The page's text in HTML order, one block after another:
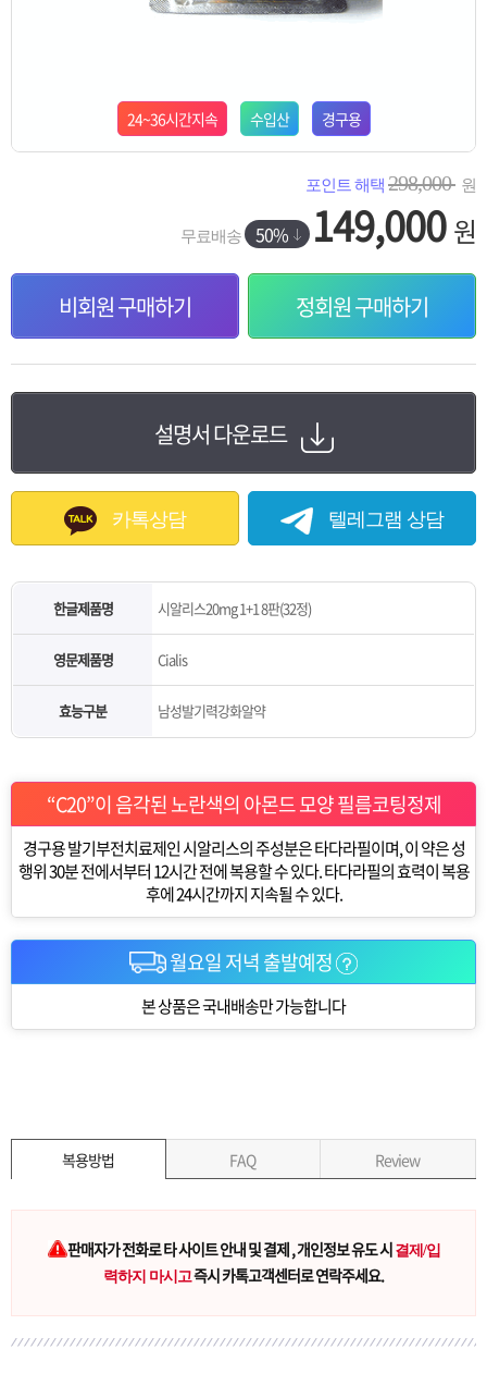
24~36시간지속 수입산 경구용
포인트 해택 298,000 원
무료배송 50% 149,000원
비회원 구매하기 정회원 구매하기
설명서 다운로드
카톡상담 텔레그램 상담
한글제품명 시알리스20mg 1+1 8판(32정)
영문제품명 Cialis
효능구분 남성발기력강화알약
“C20”이 음각된 노란색의 아몬드 모양 필름코팅정제
경구용 발기부전치료제인 시알리스의 주성분은 타다라필이며, 이 약은 성
행위 30분 전에서부터 12시간 전에 복용할 수 있다. 타다라필의 효력이 복용
후에 24시간까지 지속될 수 있다.
월요일 저녁 출발예정
본 상품은 국내배송만 가능합니다
복용방법 FAQ Review
판매자가 전화로 타 사이트 안내 및 결제 , 개인정보 유도 시 결제/입
력하지 마시고즉시 카톡고객센터로 연락주세요.